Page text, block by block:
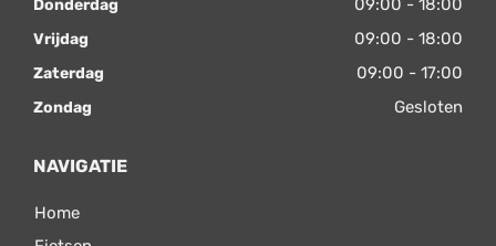
Donderdag 09:00 - 18:00
Vrijdag 09:00 - 18:00
Zaterdag 09:00 - 17:00
Zondag Gesloten
NAVIGATIE
Home